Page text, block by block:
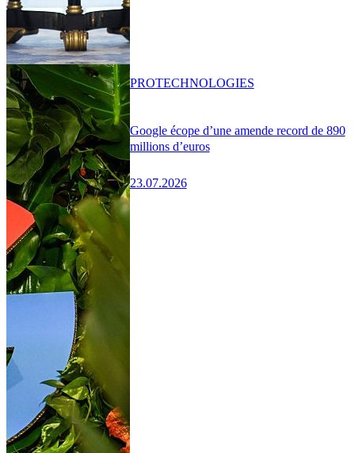
Google écope d’une amende record de 890
millions d’euros
23.07.2026
PROTECHNOLOGIES